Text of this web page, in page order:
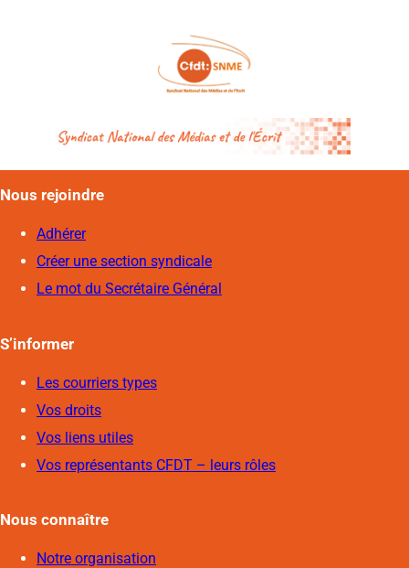
Nous rejoindre
Adhérer
Créer une section syndicale
Le mot du Secrétaire Général
S’informer
Les courriers types
Vos droits
Vos liens utiles
Vos représentants CFDT – leurs rôles
Nous connaître
Notre organisation